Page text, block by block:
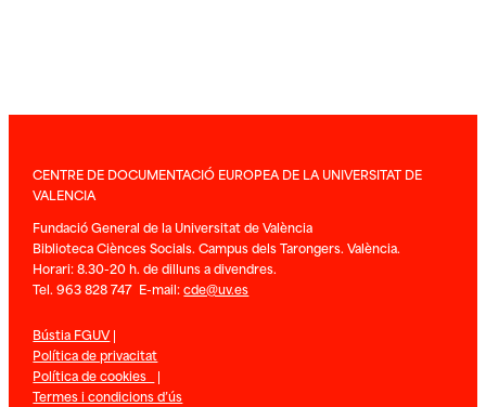
CENTRE DE DOCUMENTACIÓ EUROPEA DE LA UNIVERSITAT DE
VALENCIA
Fundació General de la Universitat de València
Biblioteca Ciènces Socials. Campus dels Tarongers. València.
Horari: 8.30-20 h. de dilluns a divendres.
Tel. 963 828 747 E-mail:cde@uv.es
Bústia FGUV|
Política de privacitat
Política de cookies |
Termes i condicions d’ús